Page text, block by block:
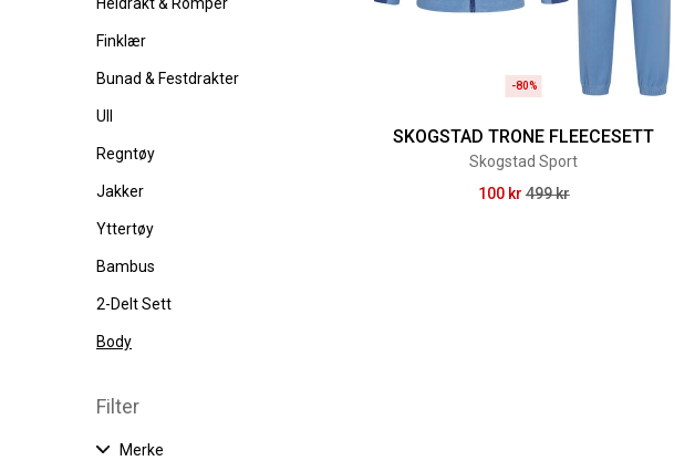
Heldrakt & Romper
Finklær
Bunad & Festdrakter
Ull
Regntøy
Jakker
Yttertøy
Bambus
2-Delt Sett
Body
Filter
Merke
-80%
SKOGSTAD TRONE FLEECESETT
Skogstad Sport
100 kr 499 kr